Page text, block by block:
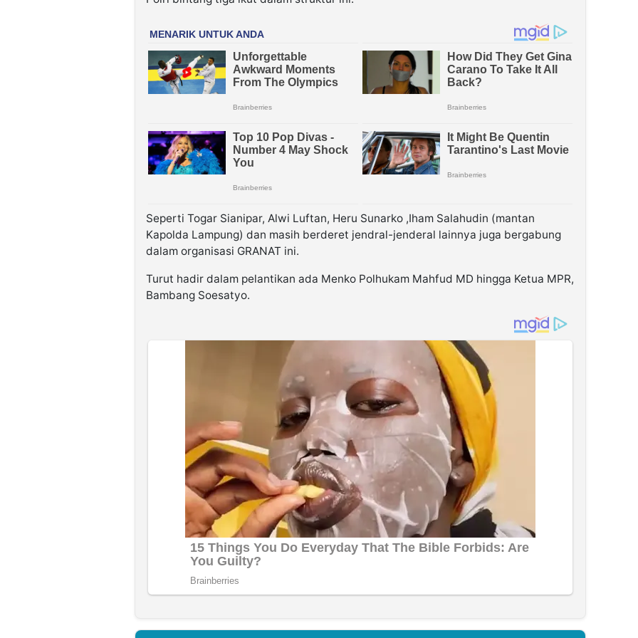
Seperti Togar Sianipar, Alwi Luftan, Heru Sunarko ,Iham Salahudin (mantan
Kapolda Lampung) dan masih berderet jendral-jenderal lainnya juga bergabung
dalam organisasi GRANAT ini.
Turut hadir dalam pelantikan ada Menko Polhukam Mahfud MD hingga Ketua MPR,
Bambang Soesatyo.